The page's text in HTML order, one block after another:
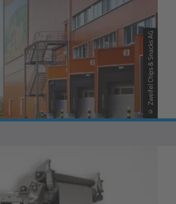
© Zweifel Chips & Snacks AG